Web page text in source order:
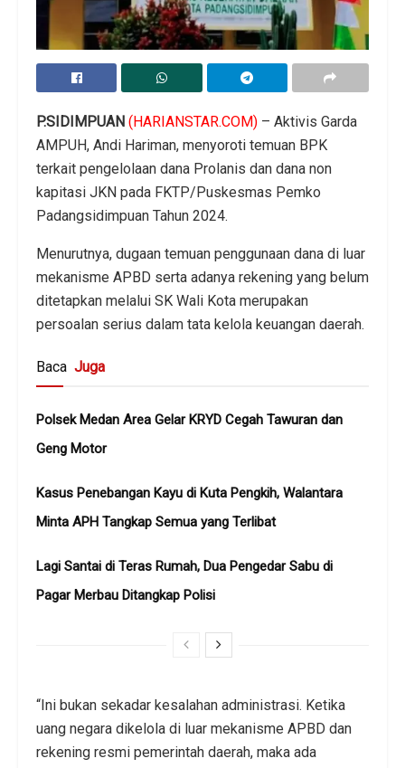
P.SIDIMPUAN (HARIANSTAR.COM) – Aktivis Garda
AMPUH, Andi Hariman, menyoroti temuan BPK
terkait pengelolaan dana Prolanis dan dana non
kapitasi JKN pada FKTP/Puskesmas Pemko
Padangsidimpuan Tahun 2024.
Menurutnya, dugaan temuan penggunaan dana di luar
mekanisme APBD serta adanya rekening yang belum
ditetapkan melalui SK Wali Kota merupakan
persoalan serius dalam tata kelola keuangan daerah.
Baca Juga
Polsek Medan Area Gelar KRYD Cegah Tawuran dan
Geng Motor
Kasus Penebangan Kayu di Kuta Pengkih, Walantara
Minta APH Tangkap Semua yang Terlibat
Lagi Santai di Teras Rumah, Dua Pengedar Sabu di
Pagar Merbau Ditangkap Polisi
“Ini bukan sekadar kesalahan administrasi. Ketika
uang negara dikelola di luar mekanisme APBD dan
rekening resmi pemerintah daerah, maka ada